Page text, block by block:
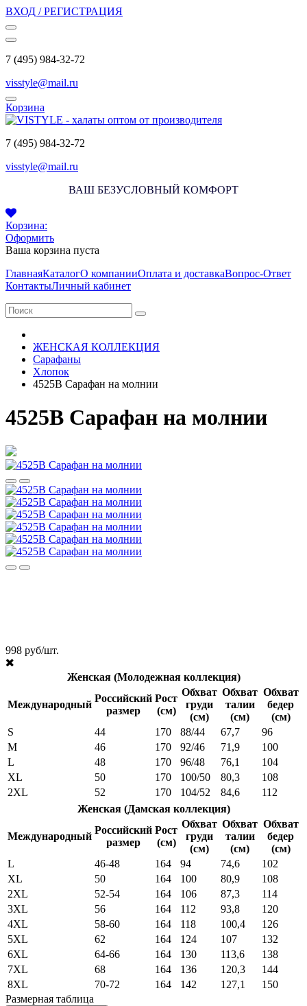
ВХОД / РЕГИСТРАЦИЯ
7 (495) 984-32-72
visstyle@mail.ru
Корзина
7 (495) 984-32-72
visstyle@mail.ru
ВАШ БЕЗУСЛОВНЫЙ КОМФОРТ
Корзина:
Оформить
Ваша корзина пуста
ГлавнаяКаталогО компанииОплата и доставкаВопрос-Ответ
КонтактыЛичный кабинет
ЖЕНСКАЯ КОЛЛЕКЦИЯ
Сарафаны
Хлопок
4525В Сарафан на молнии
4525В Сарафан на молнии
998 руб/шт.
Женская (Молодежная коллекция)
Международный
Российский
размер
Рост
(см)
Обхват
груди
(см)
Обхват
талии
(см)
Обхват
бедер
(см)
S
44 170 88/44 67,7
96
M
46 170 92/46 71,9
100
L
48 170 96/48 76,1
104
XL
50 170 100/50 80,3
108
2XL
52 170 104/52 84,6
112
Женская (Дамская коллекция)
Международный
Российский
размер
Рост
(см)
Обхват
груди
(см)
Обхват
талии
(см)
Обхват
бедер
(см)
L
46-48 164 94 74,6
102
XL
50 164 100 80,9
108
2XL
52-54 164 106 87,3
114
3XL
56 164 112 93,8
120
4XL
58-60 164 118 100,4
126
5XL
62 164 124 107
132
6XL
64-66 164 130 113,6
138
7XL
68 164 136 120,3
144
8XL
70-72 164 142 127,1
150
Размерная таблица